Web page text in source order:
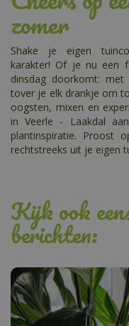
zomer
Shake je eigen
karakter! Of je nu een
dinsdag doorkomt:
tover je elk drankje om
oogsten, mixen en
in Veerle - Laakdal
plantinspiratie. Proost
rechtstreeks uit je eigen
Kijk ook
berichten: